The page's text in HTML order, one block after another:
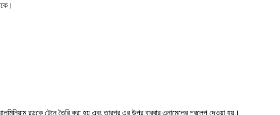
রডকে টেনে তৈরি করা হয় এবং তারপর এর উপর বারবার এনামেলের প্রলেপ দেওয়া হয়।